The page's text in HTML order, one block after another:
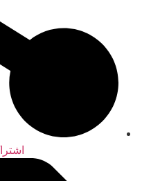
اشتراک گذاری